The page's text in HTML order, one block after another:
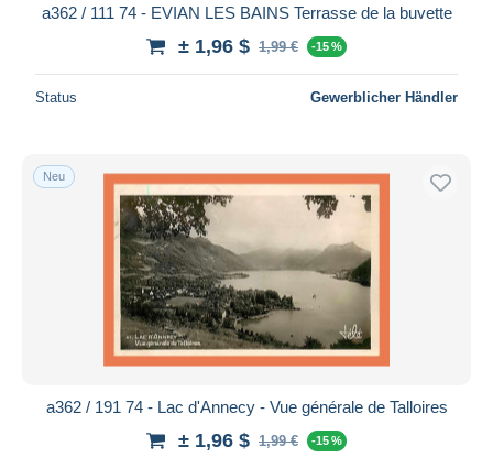
a362 / 111 74 - EVIAN LES BAINS Terrasse de la buvette
± 1,96 $ 1,99 € -15 %
Status Gewerblicher Händler
Neu
a362 / 191 74 - Lac d'Annecy - Vue générale de Talloires
± 1,96 $ 1,99 € -15 %